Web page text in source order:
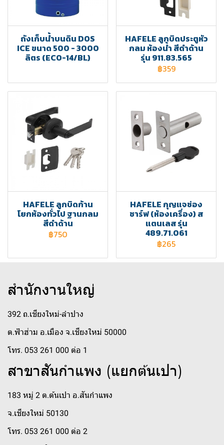
ถังเก็บน้ำบนดิน DOS
ICE ขนาด 500 - 3000
ลิตร (ECO-14/BL)
HAFELE ลูกบิดประตูหัว
กลม ห้องน้ำ สีดำด้าน
รุ่น 911.83.565
฿359
HAFELE ลูกบิดก้าน
โยกห้องทั่วไป ฐานกลม
สีดำด้าน
฿750
HAFELE กุญแจช่อง
ชาร์ฟ (ห้องเครื่อง) ส
แตนเลส รุ่น
489.71.061
฿265
สำนักงานใหญ่
392 ถ.เชียงใหม่-ลำปาง
ต.ฟ้าฮ่าม อ.เมือง จ.เชียงใหม่ 50000
โทร. 053 261 000 ต่อ 1
สาขาสันกำแพง (แยกต้นเปา)
183 หมู่ 2 ต.ต้นเปา อ.สันกำแพง
จ.เชียงใหม่ 50130
โทร. 053 261 000 ต่อ 2